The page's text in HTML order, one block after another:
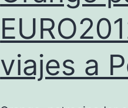
viajes a